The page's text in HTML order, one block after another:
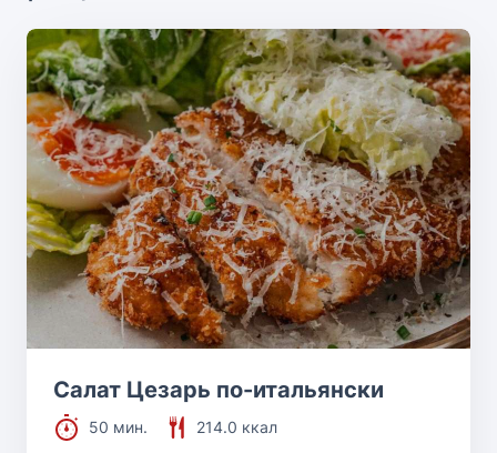
Салат Цезарь по-итальянски
50 мин.
214.0 ккал